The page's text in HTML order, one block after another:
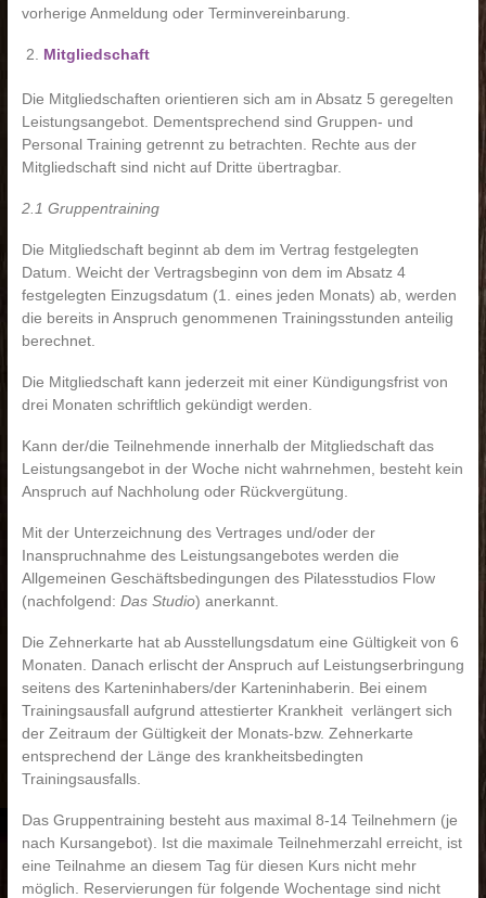
vorherige Anmeldung oder Terminvereinbarung.
Mitgliedschaft
Die Mitgliedschaften orientieren sich am in Absatz 5 geregelten
Leistungsangebot. Dementsprechend sind Gruppen- und
Personal Training getrennt zu betrachten. Rechte aus der
Mitgliedschaft sind nicht auf Dritte übertragbar.
2.1 Gruppentraining
Die Mitgliedschaft beginnt ab dem im Vertrag festgelegten
Datum. Weicht der Vertragsbeginn von dem im Absatz 4
festgelegten Einzugsdatum (1. eines jeden Monats) ab, werden
die bereits in Anspruch genommenen Trainingsstunden anteilig
berechnet.
Die Mitgliedschaft kann jederzeit mit einer Kündigungsfrist von
drei Monaten schriftlich gekündigt werden.
Kann der/die Teilnehmende innerhalb der Mitgliedschaft das
Leistungsangebot in der Woche nicht wahrnehmen, besteht kein
Anspruch auf Nachholung oder Rückvergütung.
Mit der Unterzeichnung des Vertrages und/oder der
Inanspruchnahme des Leistungsangebotes werden die
Allgemeinen Geschäftsbedingungen des Pilatesstudios Flow
(nachfolgend: Das Studio) anerkannt.
Die Zehnerkarte hat ab Ausstellungsdatum eine Gültigkeit von 6
Monaten. Danach erlischt der Anspruch auf Leistungserbringung
seitens des Karteninhabers/der Karteninhaberin. Bei einem
Trainingsausfall aufgrund attestierter Krankheit verlängert sich
der Zeitraum der Gültigkeit der Monats-bzw. Zehnerkarte
entsprechend der Länge des krankheitsbedingten
Trainingsausfalls.
Das Gruppentraining besteht aus maximal 8-14 Teilnehmern (je
nach Kursangebot). Ist die maximale Teilnehmerzahl erreicht, ist
eine Teilnahme an diesem Tag für diesen Kurs nicht mehr
möglich. Reservierungen für folgende Wochentage sind nicht